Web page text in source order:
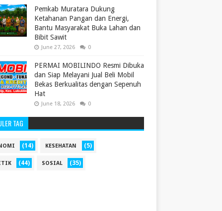
Pemkab Muratara Dukung
Ketahanan Pangan dan Energi,
Bantu Masyarakat Buka Lahan dan
Bibit Sawit
June 27, 2026 0
PERMAI MOBILINDO Resmi Dibuka
dan Siap Melayani Jual Beli Mobil
Bekas Berkualitas dengan Sepenuh
Hat
June 18, 2026 0
TAG
(14) KESEHATAN (5)
(44) SOSIAL (35)